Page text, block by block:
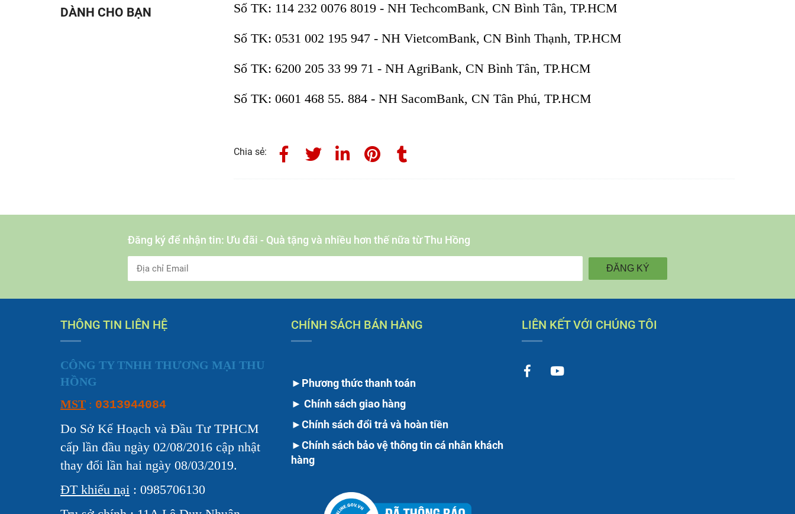
Số TK: 114 232 0076 8019 - NH TechcomBank, CN Bình Tân, TP.HCM
Số TK: 0531 002 195 947 - NH VietcomBank, CN Bình Thạnh, TP.HCM
Số TK: 6200 205 33 99 71 - NH AgriBank, CN Bình Tân, TP.HCM
Số TK: 0601 468 55. 884 - NH SacomBank, CN Tân Phú, TP.HCM
Chia sẻ:
DÀNH CHO BẠN
Đăng ký để nhận tin: Ưu đãi - Quà tặng và nhiều hơn thế nữa từ Thu Hồng
ĐĂNG KÝ
THÔNG TIN LIÊN HỆ
CÔNG TY TNHH THƯƠNG MẠI THU
HỒNG
MST : 0313944084
Do Sở Kế Hoạch và Đầu Tư TPHCM
cấp lần đầu ngày 02/08/2016 cập nhật
thay đổi lần hai ngày 08/03/2019.
ĐT khiếu nại : 0985706130
CHÍNH SÁCH BÁN HÀNG
► Phương thức thanh toán
► Chính sách giao hàng
►Chính sách đổi trả và hoàn tiền
►Chính sách bảo vệ thông tin cá nhân khách
hàng
LIÊN KẾT VỚI CHÚNG TÔI